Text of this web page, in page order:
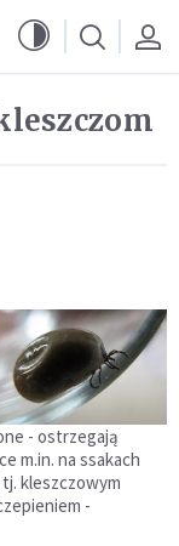
- ostrzegają
m.in. na ssakach
kleszczowym
-